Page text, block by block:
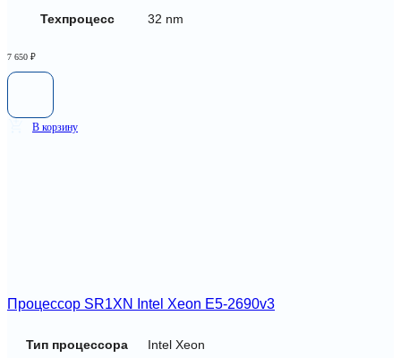
Техпроцесс 32 nm
7 650 ₽
В корзину
Процессор SR1XN Intel Xeon E5-2690v3
Тип процессора Intel Xeon